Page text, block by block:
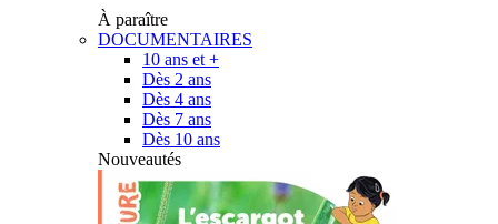
À paraître
DOCUMENTAIRES
10 ans et +
Dès 2 ans
Dès 4 ans
Dès 7 ans
Dès 10 ans
Nouveautés